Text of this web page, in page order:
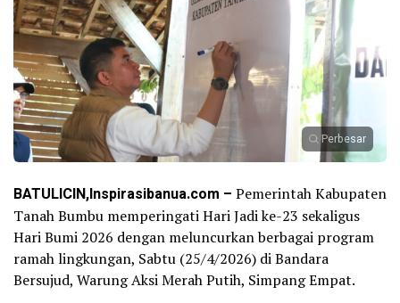
Perbesar
BATULICIN,Inspirasibanua.com – Pemerintah Kabupaten
Tanah Bumbu memperingati Hari Jadi ke-23 sekaligus
Hari Bumi 2026 dengan meluncurkan berbagai program
ramah lingkungan, Sabtu (25/4/2026) di Bandara
Bersujud, Warung Aksi Merah Putih, Simpang Empat.